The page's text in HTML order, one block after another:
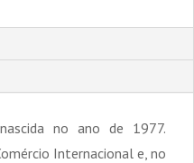
no ano de 1977.
Internacional e, no